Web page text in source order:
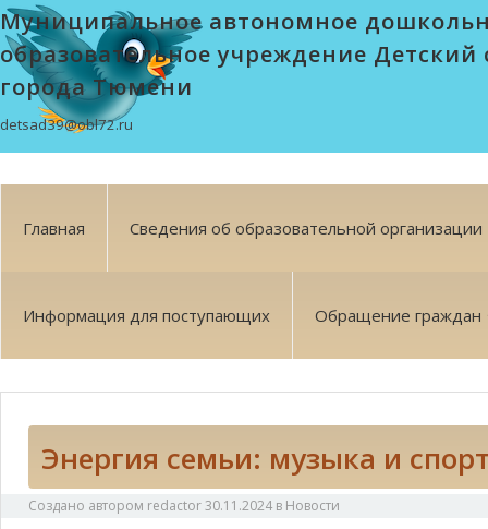
Муниципальное автономное
образовательное учреждение Детский
города Тюмени
detsad39@obl72.ru
Главная Сведения об образовательной организации
Информация для поступающих Обращение граждан
Энергия семьи: музыка и
Создано автором redactor30.11.2024 в Новости